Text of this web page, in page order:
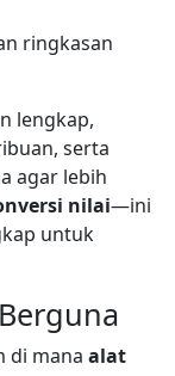
ringkasan
lengkap,
serta
agar lebih
nilai—ini
untuk
di mana alat